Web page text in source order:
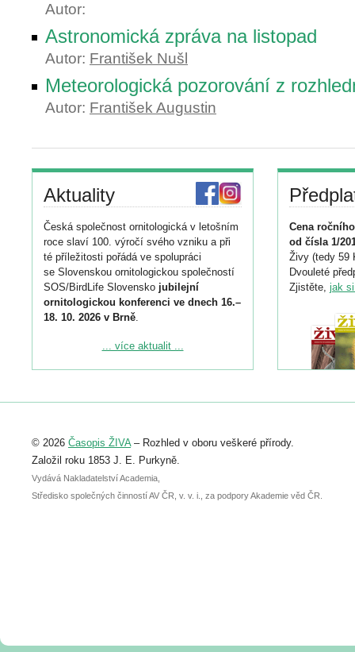
Autor:
Astronomická zpráva na listopad
Autor: František Nušl
Meteorologická pozorování z
Autor: František Augustin
Aktuality
Česká společnost ornitologická v letošním
roce slaví 100. výročí svého vzniku a při
té příležitosti pořádá ve spolupráci
se Slovenskou ornitologickou společností
SOS/BirdLife Slovensko jubilejní
ornitologickou konferenci ve dnech 16.–
18. 10. 2026 v Brně.
Podrobnější informace ke konferenci
Registrovat se můžete do 6. září.
abstraktu přihlášené přednášky nebo
posteru je už 30. června.
... více aktualit ...
Cena
od čísla 1/
Živy (tedy 59
Dvouleté
Zjistěte, jak
© 2026 Časopis ŽIVA– Rozhled v oboru veškeré přírody.
Založil roku 1853 J. E. Purkyně.
Vydává Nakladatelství Academia,
Středisko společných činností AV ČR, v. v. i., za podpory Akademie věd ČR.